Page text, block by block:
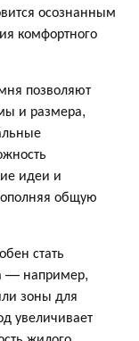
осознанным
комфортного
позволяют
и размера,
идеи и
общую
стать
— например,
зоны для
увеличивает